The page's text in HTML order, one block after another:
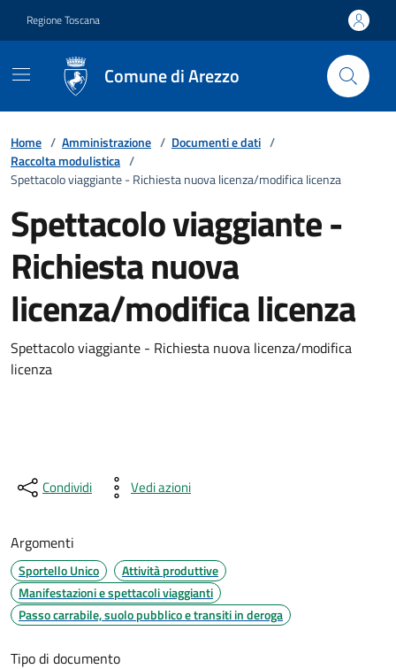
Regione Toscana
Comune di Arezzo
Home / Amministrazione / Documenti e dati /
Raccolta modulistica /
Spettacolo viaggiante - Richiesta nuova licenza/modifica licenza
Spettacolo viaggiante -
Richiesta nuova
licenza/modifica licenza
Spettacolo viaggiante - Richiesta nuova licenza/modifica
licenza
Condividi Vedi azioni
Argomenti
Sportello Unico
Attività produttive
Manifestazioni e spettacoli viaggianti
Passo carrabile, suolo pubblico e transiti in deroga
Tipo di documento